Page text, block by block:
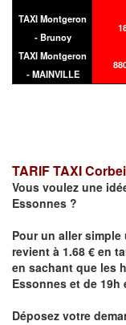
TAXI Montgeron
- Brunoy
TAXI Montgeron
- MAINVILLE
TARIF TAXI
Vous voulez une
Essonnes ?
Pour un aller
revient à 1.68 € en
en sachant que les
Essonnes et de 19h
Déposez votre